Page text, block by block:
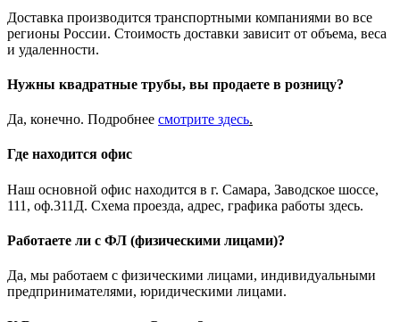
Доставка производится транспортными компаниями во все
регионы России. Стоимость доставки зависит от объема, веса
и удаленности.
Нужны квадратные трубы, вы продаете в розницу?
Да, конечно. Подробнее смотрите здесь.
Где находится офис
Наш основной офис находится в г. Самара, Заводское шоссе,
111, оф.311Д. Схема проезда, адрес, графика работы здесь.
Работаете ли с ФЛ (физическими лицами)?
Да, мы работаем с физическими лицами, индивидуальными
предпринимателями, юридическими лицами.